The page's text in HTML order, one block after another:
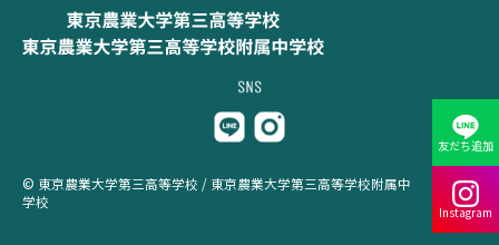
Instagram
友だち追加
© 東京農業大学第三高等学校 / 東京農業大学第三高等学校附属中
学校